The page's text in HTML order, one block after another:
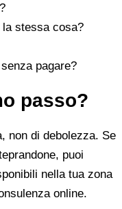
stessa cosa?
pagare?
passo?
non di debolezza. Se
puoi
nella tua zona
online.